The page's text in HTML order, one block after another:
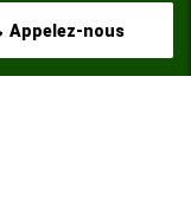
Appelez-nous